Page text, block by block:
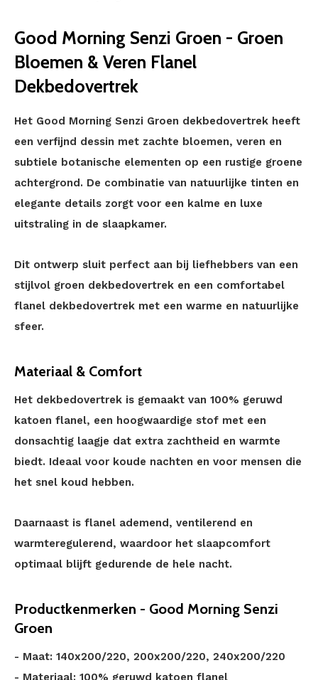
Good Morning Senzi Groen - Groen
Bloemen & Veren Flanel
Dekbedovertrek
Het Good Morning Senzi Groen dekbedovertrek heeft
een verfijnd dessin met zachte bloemen, veren en
subtiele botanische elementen op een rustige groene
achtergrond. De combinatie van natuurlijke tinten en
elegante details zorgt voor een kalme en luxe
uitstraling in de slaapkamer.
Dit ontwerp sluit perfect aan bij liefhebbers van een
stijlvol groen dekbedovertrek en een comfortabel
flanel dekbedovertrek met een warme en natuurlijke
sfeer.
Materiaal & Comfort
Het dekbedovertrek is gemaakt van 100% geruwd
katoen flanel, een hoogwaardige stof met een
donsachtig laagje dat extra zachtheid en warmte
biedt. Ideaal voor koude nachten en voor mensen die
het snel koud hebben.
Daarnaast is flanel ademend, ventilerend en
warmteregulerend, waardoor het slaapcomfort
optimaal blijft gedurende de hele nacht.
Productkenmerken - Good Morning Senzi
Groen
- Maat: 140x200/220, 200x200/220, 240x200/220
- Materiaal: 100% geruwd katoen flanel